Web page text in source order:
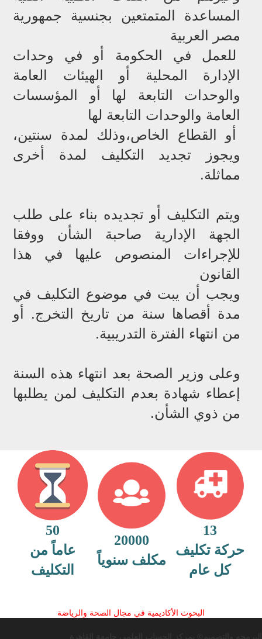
المساعدة المتمتعين بجنسية جمهورية
مصر العربية
للعمل في الحكومة أو في وحدات
الإدارة المحلية أو الهيئات العامة
والوحدات التابعة لها أو المؤسسات
العامة والوحدات التابعة لها
أو القطاع الخاص،وذلك لمدة سنتين،
ويجوز تجديد التكليف لمدة أخرى
مماثلة.
ويتم التكليف أو تجديده بناء على طلب
الجهة الإدارية صاحبة الشأن ووفقا
للإجراءات المنصوص عليها في هذا
القانون
ويجب أن يبت في موضوع التكليف في
مدة أقصاها سنة من تاريخ التخرج. أو
من انتهاء الفترة التدريبية.
وعلى وزير الصحة بعد انتهاء هذه السنة
إعطاء شهادة بعدم التكليف لمن يطلبها
من ذوي الشأن.
13
حركة تكليف
كل عام
20000
مكلف سنوياً
50
عاماً من
التكليف
البحوث الأكاديمية في مجال الصحة والرياضة